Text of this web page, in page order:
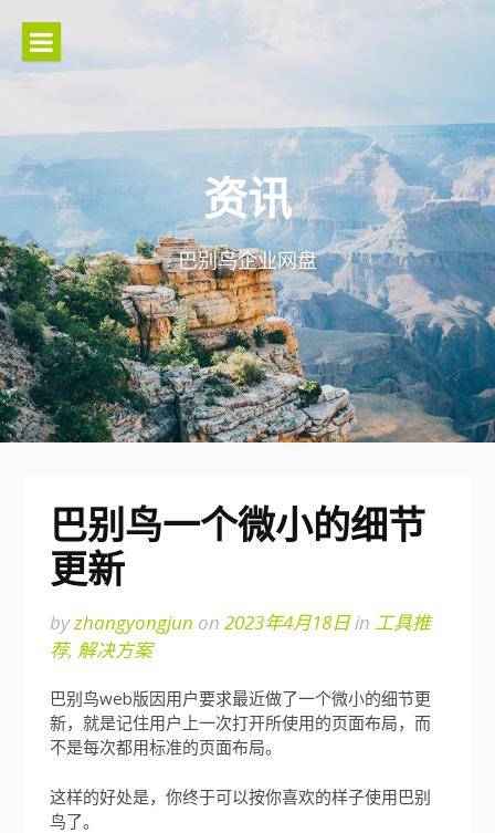
content
资讯
巴别鸟企业网盘
巴别鸟一个微小的细节
更新
byzhangyongjun on 2023年4月18日in 工具推
荐, 解决方案
巴别鸟web版因用户要求最近做了一个微小的细节更
新，就是记住用户上一次打开所使用的页面布局，而
不是每次都用标准的页面布局。
这样的好处是，你终于可以按你喜欢的样子使用巴别
鸟了。